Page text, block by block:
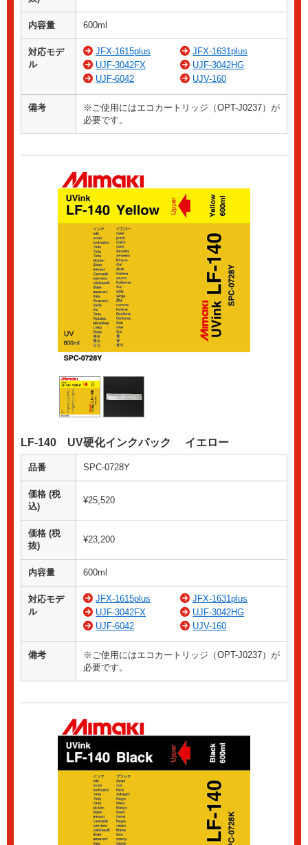
内容量 600ml
対応モデ
ル
JFX-1615plus
JFX-1631plus
UJF-3042FX
UJF-3042HG
UJF-6042
UJV-160
備考
※ご使用にはエコカートリッジ（OPT-J0237）が
必要です。
LF-140 UV硬化インクパック イエロー
品番 SPC-0728Y
価格 (税
込)
¥25,520
価格 (税
抜)
¥23,200
内容量 600ml
対応モデ
ル
JFX-1615plus
JFX-1631plus
UJF-3042FX
UJF-3042HG
UJF-6042
UJV-160
備考
※ご使用にはエコカートリッジ（OPT-J0237）が
必要です。